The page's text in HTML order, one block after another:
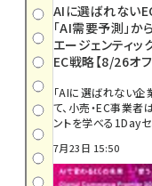
AIに選ばれない
「AI需要予測」か
エージェンティッ
EC戦略【8/26オ
「AIに選ばれない企
て、小売・EC事業
ントを学べる1Dayセ
7月23日 15:50